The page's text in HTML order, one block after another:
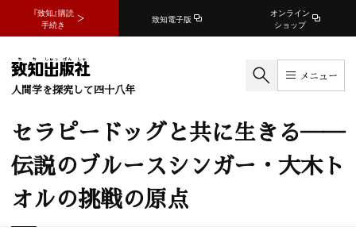
『致知』購読
手続き
致知電子版
オンライン
ショップ
人間学を探究して四十八年
メニュー
セラピードッグと共に生きる──
伝説のブルースシンガー・大木ト
オルの挑戦の原点